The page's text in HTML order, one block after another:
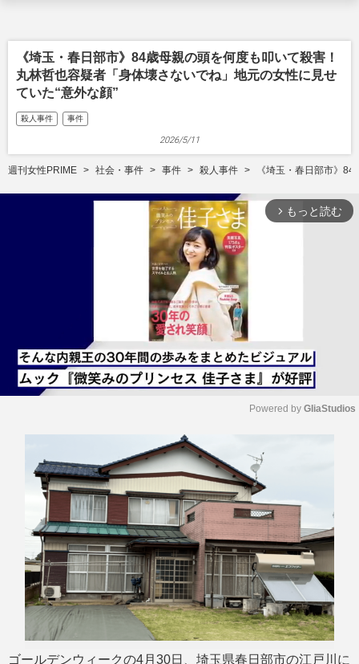
《埼玉・春日部市》84歳母親の頭を何度も叩いて殺害！
丸林哲也容疑者「身体壊さないでね」地元の女性に見せ
ていた“意外な顔”
殺人事件 事件
2026/5/11
週刊女性PRIME 社会・事件 事件 殺人事件 《埼玉・春日部市》
arrow_forward_ios もっと読む
Powered by GliaStudios
ゴールデンウィークの4月30日、埼玉県春日部市の江戸川に